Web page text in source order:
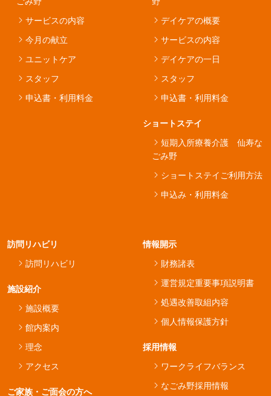
サービスの内容
今月の献立
ユニットケア
スタッフ
申込書・利用料金
デイケアの概要
サービスの内容
デイケアの一日
スタッフ
申込書・利用料金
ショートステイ
短期入所療養介護 仙寿な
ごみ野
ショートステイご利用方法
申込み・利用料金
訪問リハビリ
訪問リハビリ
施設紹介
施設概要
館内案内
理念
アクセス
ご家族・ご面会の方へ
情報開示
財務諸表
運営規定重要事項説明書
処遇改善取組内容
個人情報保護方針
採用情報
ワークライフバランス
なごみ野採用情報